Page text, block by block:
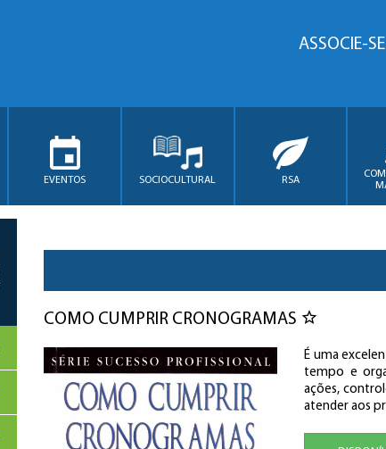
ASSOCIE-SE
EVENTOS SOCIOCULTURAL RSA
COMO CUMPRIR CRONOGRAMAS
É uma
tempo e
ações,
atender aos